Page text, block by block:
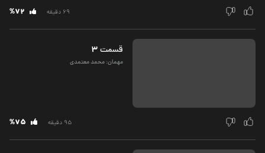
69 دقیقه %72
قسمت‌3
مهمان: محمد معتمدى
95 دقیقه %75